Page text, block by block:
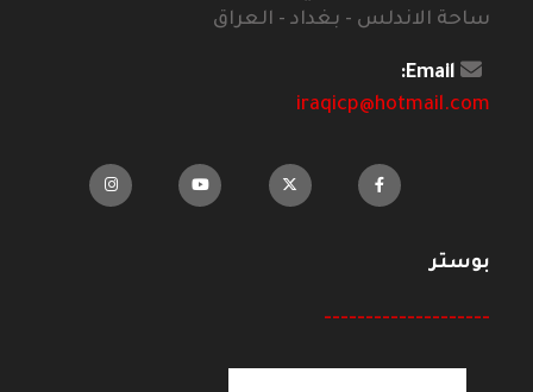
ساحة الاندلس - بغداد - العراق
Email:
iraqicp@hotmail.com
بوستر
--------------------